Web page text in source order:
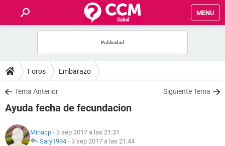
MENU
FOROS
SALUD
FAMILIA
NUTRICIÓN
Foros Embarazo
Tema Anterior Siguiente Tema
Ayuda fecha de fecundacion
Minacp - 3 sep 2017 a las 21:31
Sary1994 - 3 sep 2017 a las 21:44